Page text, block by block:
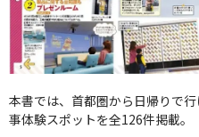
本書では、首都圏から日帰りで
事体験スポットを全126件掲載。